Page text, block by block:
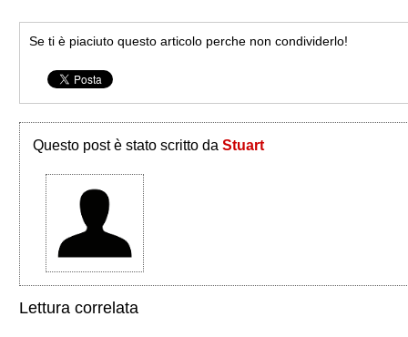
Se ti è piaciuto questo articolo perche non condividerlo!
Questo post è stato scritto da Stuart
Lettura correlata